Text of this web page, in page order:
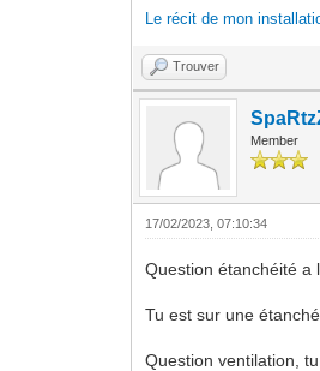
Le récit de mon
Trouver
Member
17/02/2023, 07:10:34
Question étanchéité a
Tu est sur une
Question ventilation,